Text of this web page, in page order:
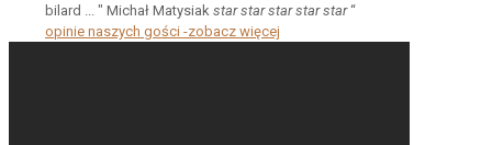
bilard ... " Michał Matysiak star star star star star “
opinie naszych gości -zobacz więcej